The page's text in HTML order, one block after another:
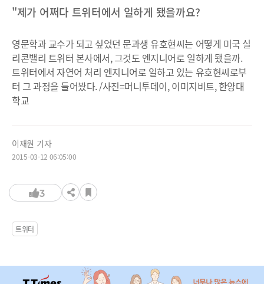
"제가 어쩌다 트위터에서 일하게 됐을까요?
영문학과 교수가 되고 싶었던 문과생 유호현씨는 어떻게 미국 실
리콘밸리 트위터 본사에서, 그것도 엔지니어로 일하게 됐을까.
트위터에서 자연어 처리 엔지니어로 일하고 있는 유호현씨로부
터 그 과정을 들어봤다. /사진=머니투데이, 이미지비트, 한양대
학교
이재원 기자
2015-03-12 06:05:00
3
트위터